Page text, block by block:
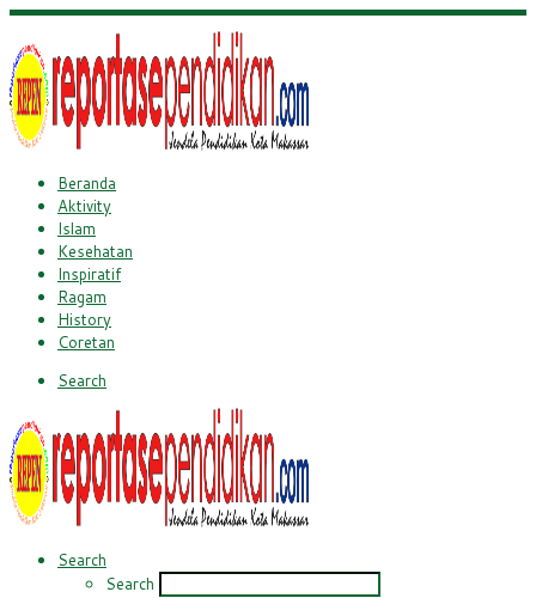
Beranda
Aktivity
Islam
Kesehatan
Inspiratif
Ragam
History
Coretan
Search
Search
Search